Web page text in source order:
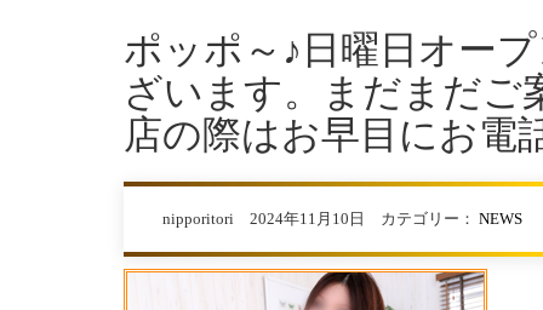
ポッポ～♪日曜日オー
ざいます。まだまだご
店の際はお早目にお電
nipporitori 2024年11月10日 カテゴリー： NEWS